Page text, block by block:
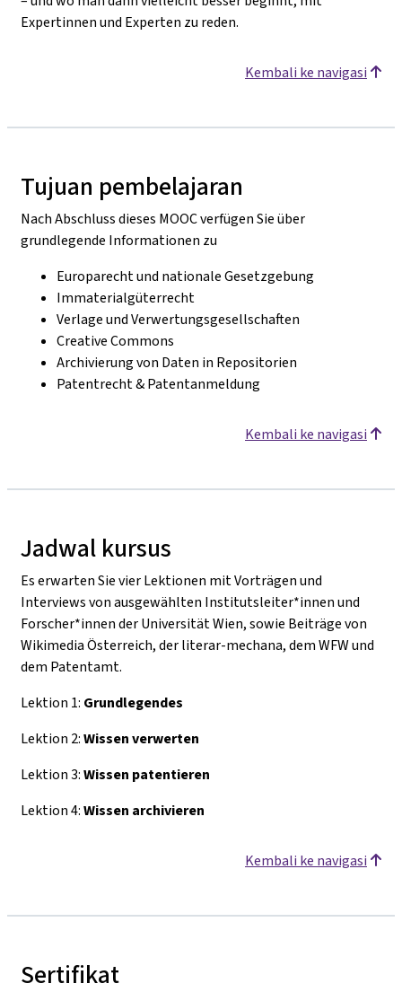
Expertinnen und Experten zu reden.
Kembali ke navigasi
Tujuan pembelajaran
Nach Abschluss dieses MOOC verfügen Sie über
grundlegende Informationen zu
Europarecht und nationale Gesetzgebung
Immaterialgüterrecht
Verlage und Verwertungsgesellschaften
Creative Commons
Archivierung von Daten in Repositorien
Patentrecht & Patentanmeldung
Kembali ke navigasi
Jadwal kursus
Es erwarten Sie vier Lektionen mit Vorträgen und
Interviews von ausgewählten Institutsleiter*innen und
Forscher*innen der Universität Wien, sowie Beiträge von
Wikimedia Österreich, der literar-mechana, dem WFW und
dem Patentamt.
Lektion 1: Grundlegendes
Lektion 2:Wissen verwerten
Lektion 3:Wissen patentieren
Lektion 4:Wissen archivieren
Kembali ke navigasi
Sertifikat